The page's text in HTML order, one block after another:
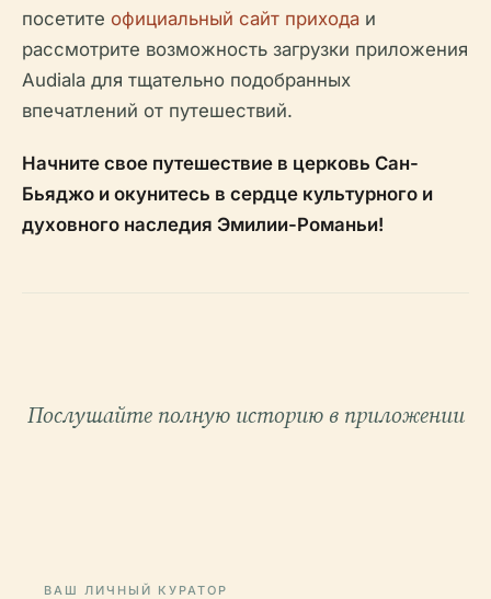
посетите официальный сайт прихода и
рассмотрите возможность загрузки приложения
Audiala для тщательно подобранных
впечатлений от путешествий.
Начните свое путешествие в церковь Сан-
Бьяджо и окунитесь в сердце культурного и
духовного наследия Эмилии-Романьи!
Послушайте полную историю в приложении
ВАШ ЛИЧНЫЙ КУРАТОР